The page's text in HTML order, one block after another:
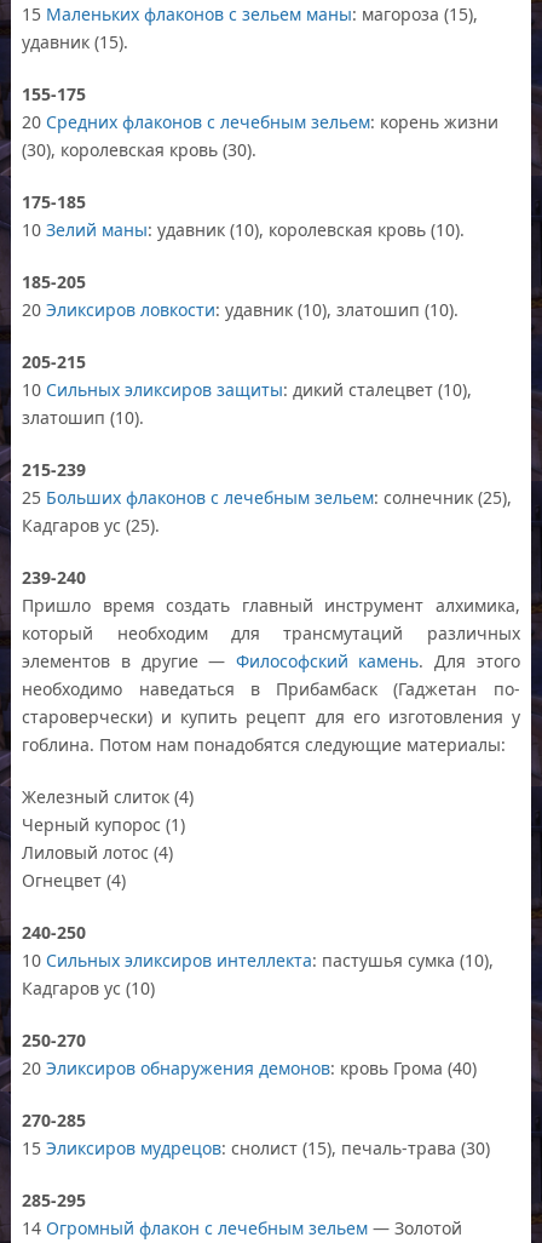
15 Маленьких флаконов с зельем маны: магороза (15),
удавник (15).
155-175
20 Средних флаконов с лечебным зельем: корень жизни
(30), королевская кровь (30).
175-185
10Зелий маны: удавник (10), королевская кровь (10).
185-205
20Эликсиров ловкости: удавник (10), златошип (10).
205-215
10 Сильных эликсиров защиты: дикий сталецвет (10),
златошип (10).
215-239
25 Больших флаконов с лечебным зельем: солнечник (25),
Кадгаров ус (25).
239-240
Пришло время создать главный инструмент алхимика,
который необходим для трансмутаций различных
элементов в другие — Философский камень. Для этого
необходимо наведаться в Прибамбаск (Гаджетан по-
староверчески) и купить рецепт для его изготовления у
гоблина. Потом нам понадобятся следующие материалы:
Железный слиток (4)
Черный купорос (1)
Лиловый лотос (4)
Огнецвет (4)
240-250
10 Сильных эликсиров интеллекта: пастушья сумка (10),
Кадгаров ус (10)
250-270
20Эликсиров обнаружения демонов: кровь Грома (40)
270-285
15Эликсиров мудрецов: снолист (15), печаль-трава (30)
285-295
14 Огромный флакон с лечебным зельем — Золотой